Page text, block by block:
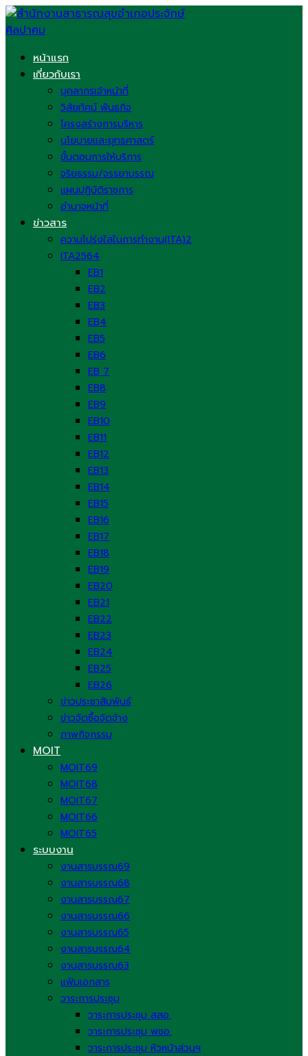
Skip
to
หน้าแรก
เกี่ยวกับเรา
บุคลากรเจ้าหน้าที่
วิสัยทัศน์ พันธกิจ
โครงสร้างการบริหาร
นโยบายและยุทธศาสตร์
ขั้นตอนการให้บริการ
จริยธรรม/จรรยาบรรณ
แผนปฏิบัติราชการ
อำนาจหน้าที่
ข่าวสาร
ความโปร่งใสในการทำงาน(ITA)2
ITA2564
EB1
EB2
EB3
EB4
EB5
EB6
EB 7
EB8
EB9
EB10
EB11
EB12
EB13
EB14
EB15
EB16
EB17
EB18
EB19
EB20
EB21
EB22
EB23
EB24
EB25
EB26
ข่าวประชาสัมพันธ์
ข่าวจัดซื้อจัดจ้าง
ภาพกิจกรรม
MOIT
MOIT69
MOIT68
MOIT67
MOIT66
MOIT65
ระบบงาน
งานสารบรรณ69
งานสารบรรณ68
งานสารบรรณ67
งานสารบรรณ66
งานสารบรรณ65
งานสารบรรณ64
งานสารบรรณ63
แฟ้มเอกสาร
วาระการประชุม
วาระการประชุม สสอ.
วาระการประชุม พชอ.
วาระการประชุม หัวหน้าส่วนฯ